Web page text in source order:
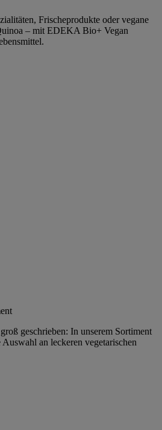
Frischeprodukte oder vegane
– mit EDEKA Bio+ Vegan
geschrieben: In unserem Sortiment
an leckeren vegetarischen